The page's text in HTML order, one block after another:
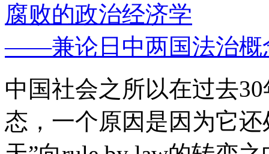
腐败的政治经济学
——兼论日中两国法治概
中国社会之所以在过去
态，一个原因是因为它